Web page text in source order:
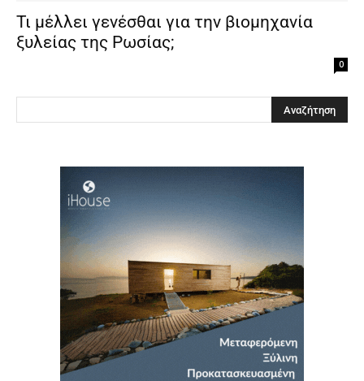
Τι μέλλει γενέσθαι για την βιομηχανία
ξυλείας της Ρωσίας;
0